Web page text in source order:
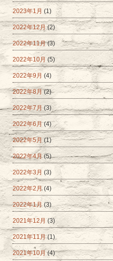
2023年1月 (1)
2022年12月(2)
2022年11月(3)
2022年10月 (5)
2022年9月 (4)
2022年8月(2)
2022年7月 (3)
2022年6月(4)
2022年5月(1)
2022年4月(5)
2022年3月 (3)
2022年2月 (4)
2022年1月(3)
2021年12月 (3)
2021年11月(1)
2021年10月(4)